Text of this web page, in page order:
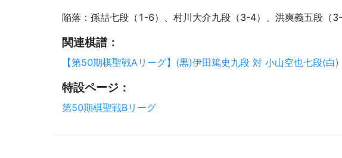
陥落：孫喆七段（1-6）、村川大介九段（3-4）、洪爽義五段（
関連棋譜：
【第50期棋聖戦Aリーグ】(黒)伊田篤史九段 対 小山空也七段(白)
特設ページ：
第50期棋聖戦Bリーグ